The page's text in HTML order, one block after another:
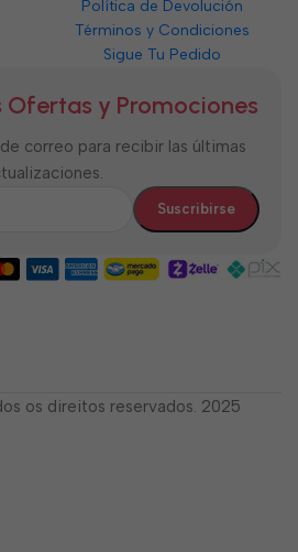
Política de Devolución
Términos y Condiciones
Sigue Tu Pedido
Ofertas y Promociones
correo para recibir las últimas
os direitos reservados. 2025